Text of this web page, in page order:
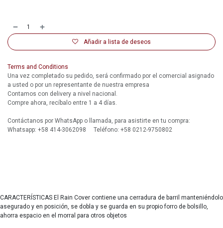
Añadir a lista de deseos
Terms and Conditions
Una vez completado su pedido, será confirmado por el comercial asignado
a usted o por un representante de nuestra empresa
Contamos con delivery a nivel nacional.
Compre ahora, recíbalo entre 1 a 4 días.
Contáctanos por WhatsApp o llamada, para asistirte en tu compra:
Whatsapp: +58 414-3062098 Teléfono: +58 0212-9750802
CARACTERÍSTICAS El Rain Cover contiene una cerradura de barril manteniéndolo
asegurado y en posición, se dobla y se guarda en su propio forro de bolsillo,
ahorra espacio en el morral para otros objetos